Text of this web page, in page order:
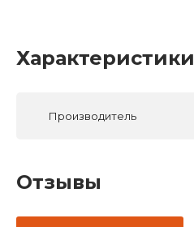
Характеристики
Производитель
Отзывы